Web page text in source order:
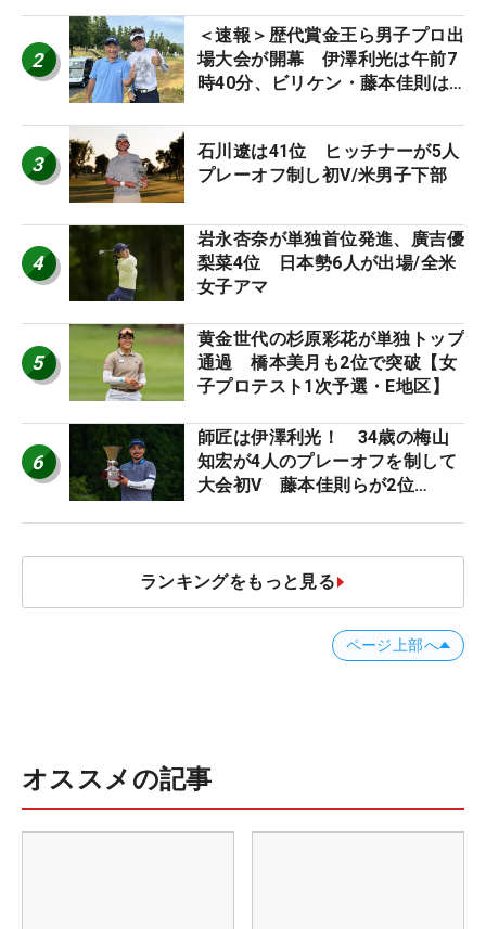
2
＜速報＞歴代賞金王ら男子プロ出
場大会が開幕 伊澤利光は午前7
時40分、ビリケン・藤本佳則は
STAGE JOYX OPEN】
3
石川遼は41位 ヒッチナーが5人
プレーオフ制し初V/米男子下部
4
岩永杏奈が単独首位発進、廣吉優
梨菜4位 日本勢6人が出場/全米
女子アマ
5
黄金世代の杉原彩花が単独トップ
通過 橋本美月も2位で突破【女
子プロテスト1次予選・E地区】
6
師匠は伊澤利光！ 34歳の梅山
知宏が4人のプレーオフを制して
大会初V 藤本佳則らが2位
ランキングをもっと見る
ページ上部へ
オススメの記事